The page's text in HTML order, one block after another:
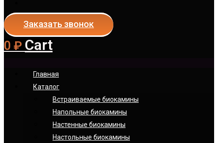
Заказать звонок
0 ₽ Cart
Главная
Каталог
Встраиваемые биокамины
Напольные биокамины
Настенные биокамины
Настoльные биокамины